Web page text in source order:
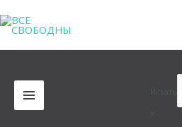
к
содержимому
MAIN